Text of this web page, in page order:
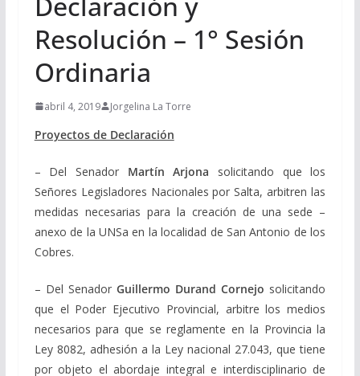
Resolución – 1° Sesión
Ordinaria
abril 4, 2019 Jorgelina La Torre
Proyectos de Declaración
– Del Senador Martín Arjona solicitando que los
Señores Legisladores Nacionales por Salta, arbitren las
medidas necesarias para la creación de una sede –
anexo de la UNSa en la localidad de San Antonio de los
Cobres.
– Del Senador Guillermo Durand Cornejo solicitando
que el Poder Ejecutivo Provincial, arbitre los medios
necesarios para que se reglamente en la Provincia la
Ley 8082, adhesión a la Ley nacional 27.043, que tiene
por objeto el abordaje integral e interdisciplinario de